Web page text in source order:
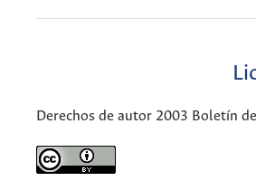
Derechos de autor 2003 Boletín